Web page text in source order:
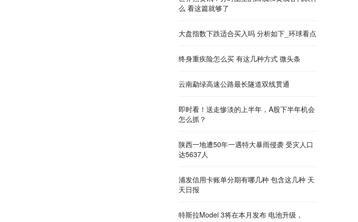
么 看这篇就够了
大盘指数下跌适合买入吗 分析如下_环球看点
终身重疾险怎么买 有这几种方式 微头条
云南勐绿高速公路最长隧道双线贯通
即时看！送走惨淡的上半年，A股下半年机会
怎么抓？
陕西一地遭50年一遇特大暴雨侵袭 受灾人口
达5637人
浦发信用卡账单分期有哪几种 包含这几种 天
天日报
特斯拉Model 3将在本月发布 电池升级，